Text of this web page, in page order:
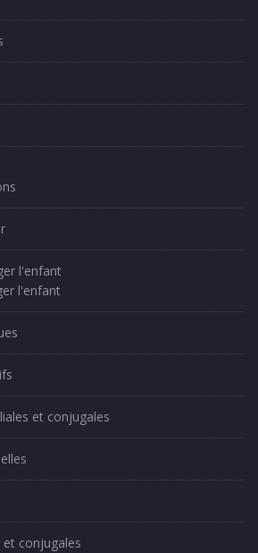
l'enfant
l'enfant
et conjugales
conjugales